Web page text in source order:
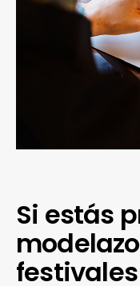
Si estás